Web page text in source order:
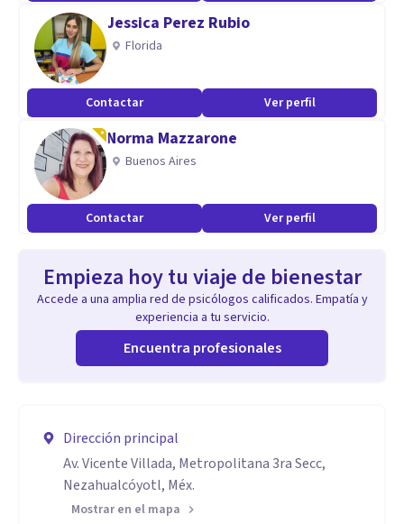
Jessica Perez Rubio
Florida
Contactar Ver perfil
Norma Mazzarone
Buenos Aires
Contactar Ver perfil
Empieza hoy tu viaje de bienestar
Accede a una amplia red de psicólogos calificados. Empatía y
experiencia a tu servicio.
Encuentra profesionales
Dirección principal
Av. Vicente Villada, Metropolitana 3ra Secc,
Nezahualcóyotl, Méx.
Mostrar en el mapa